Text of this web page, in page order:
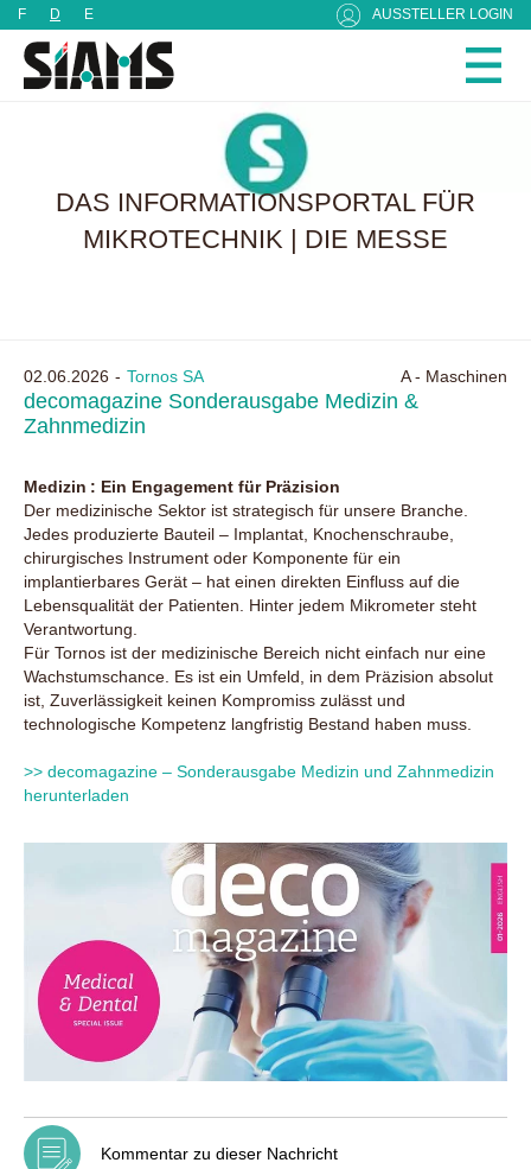
F D E AUSSTELLER LOGIN
DAS INFORMATIONSPORTAL FÜR
MIKROTECHNIK | DIE MESSE
02.06.2026 Tornos SA A - Maschinen
decomagazine Sonderausgabe Medizin &
Zahnmedizin
Medizin : Ein Engagement für Präzision
Der medizinische Sektor ist strategisch für unsere Branche.
Jedes produzierte Bauteil – Implantat, Knochenschraube,
chirurgisches Instrument oder Komponente für ein
implantierbares Gerät – hat einen direkten Einfluss auf die
Lebensqualität der Patienten. Hinter jedem Mikrometer steht
Verantwortung.
Für Tornos ist der medizinische Bereich nicht einfach nur eine
Wachstumschance. Es ist ein Umfeld, in dem Präzision absolut
ist, Zuverlässigkeit keinen Kompromiss zulässt und
technologische Kompetenz langfristig Bestand haben muss.
>> decomagazine – Sonderausgabe Medizin und Zahnmedizin
herunterladen
Kommentar zu dieser Nachricht
Cookie-Einstellungen